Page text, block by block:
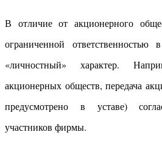
В отличие от акционерного
ограниченной
«личностный» характер.
акционерных обществ, передача
предусмотрено в уставе)
участников фирмы.